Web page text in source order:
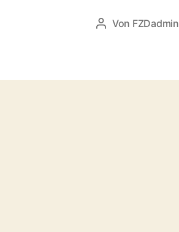
Beitragsautor
Von FZDadmin